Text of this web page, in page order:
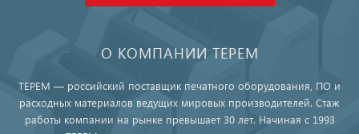
О КОМПАНИИ ТЕРЕМ
ТЕРЕМ — российский поставщик печатного оборудования, ПО и
расходных материалов ведущих мировых производителей. Стаж
работы компании на рынке превышает 30 лет. Начиная с 1993